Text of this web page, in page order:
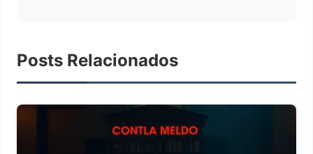
Posts Relacionados